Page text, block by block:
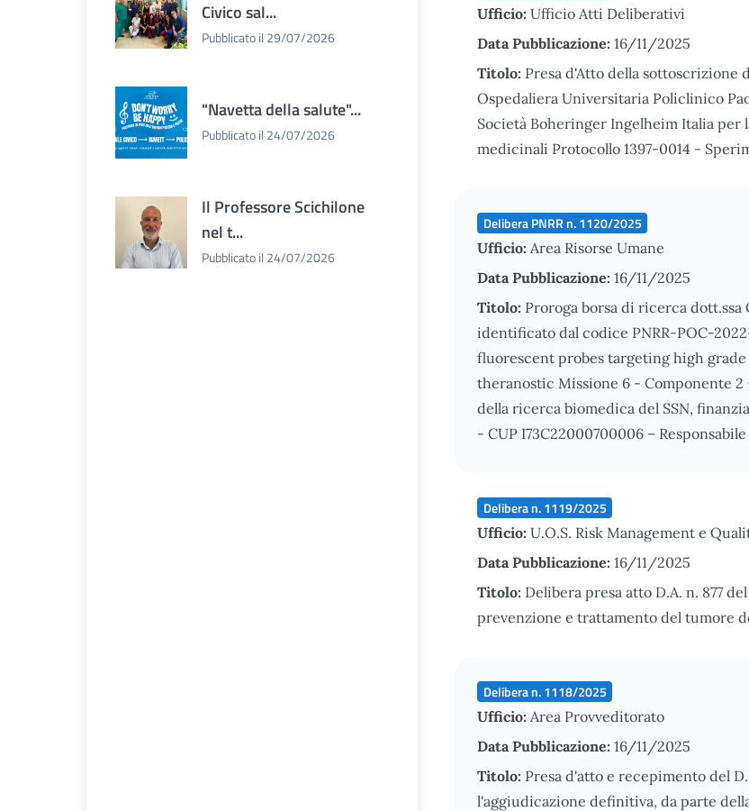
Civico sal...
Pubblicato il 29/07/2026
"Navetta della salute"...
Pubblicato il 24/07/2026
Il Professore Scichilone
nel t...
Pubblicato il 24/07/2026
Ufficio: Ufficio Atti Deliberativi
Data Pubblicazione: 16/11/2025
Titolo: Presa d'Atto della sottoscrizione
Ospedaliera Universitaria Policlinico
Società Boheringer Ingelheim Italia
medicinali Protocollo 1397-0014 -
Delibera PNRR n. 1120/2025
Ufficio: Area Risorse Umane
Data Pubblicazione: 16/11/2025
Titolo: Proroga borsa di ricerca dott.ssa
identificato dal codice PNRR-POC-
fluorescent probes targeting high
theranostic Missione 6 - Componente
della ricerca biomedica del SSN,
- CUP I73C22000700006 –
Delibera n. 1119/2025
Ufficio: U.O.S. Risk Management e
Data Pubblicazione: 16/11/2025
Titolo: Delibera presa atto D.A. n. 877
prevenzione e trattamento del tumore
Delibera n. 1118/2025
Ufficio: Area Provveditorato
Data Pubblicazione: 16/11/2025
Titolo: Presa d'atto e recepimento del
l'aggiudicazione definitiva, da parte